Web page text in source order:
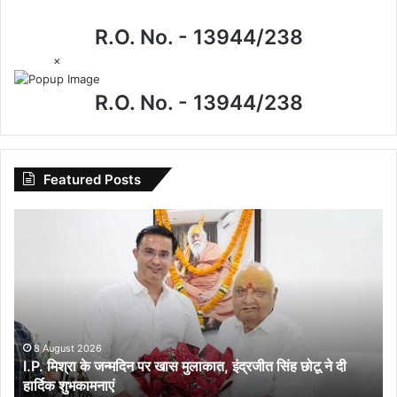
R.O. No. - 13944/238
×
R.O. No. - 13944/238
Featured Posts
मुलाकात,
इंद्रजीत
सिंह
छोटू
8 August 2026
I.P. मिश्रा के जन्मदिन पर खास मुलाकात, इंद्रजीत सिंह छोटू ने दी
हार्दिक शुभकामनाएं